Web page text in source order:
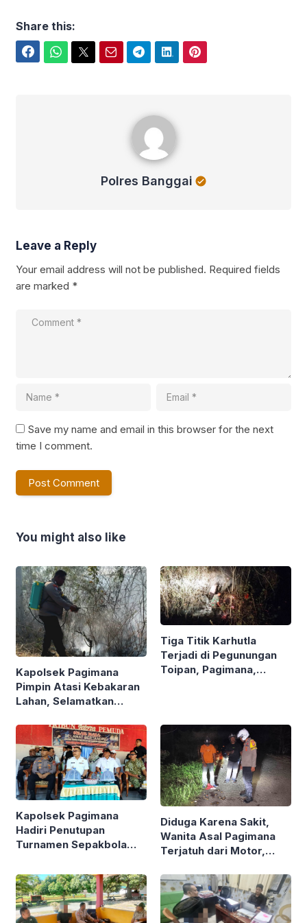
Share this:
Polres Banggai
Leave a Reply
Your email address will not be published. Required fields
are marked *
Save my name and email in this browser for the next
time I comment.
You might also like
Kapolsek Pagimana
Pimpin Atasi Kebakaran
Lahan, Selamatkan
Tiga Titik Karhutla
Terjadi di Pegunungan
Toipan, Pagimana,
Kapolsek Pagimana
Hadiri Penutupan
Turnamen Sepakbola
Berlangsung Lancar dan
Kondusif
Diduga Karena Sakit,
Wanita Asal Pagimana
Terjatuh dari Motor,
Korban